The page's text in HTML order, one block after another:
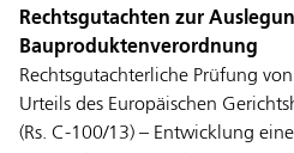
Rechtsgutachten zur
Bauproduktenverordnung
­Rechtsgutachterliche Prüfung
Urteils des Europäischen
(Rs. C-100/13) – Entwicklung